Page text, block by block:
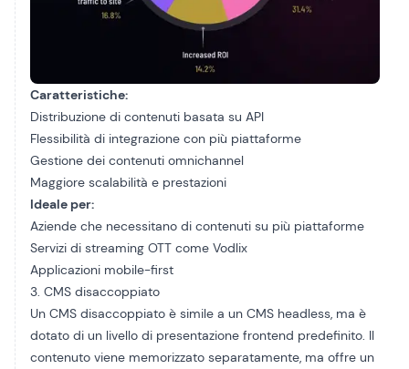
Caratteristiche:
Distribuzione di contenuti basata su API
Flessibilità di integrazione con più piattaforme
Gestione dei contenuti omnichannel
Maggiore scalabilità e prestazioni
Ideale per:
Aziende che necessitano di contenuti su più piattaforme
Servizi di streaming OTT come Vodlix
Applicazioni mobile-first
3. CMS disaccoppiato
Un CMS disaccoppiato è simile a un CMS headless, ma è
dotato di un livello di presentazione frontend predefinito. Il
contenuto viene memorizzato separatamente, ma offre un